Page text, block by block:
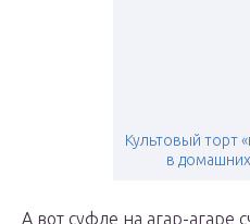
Культовый торт
в
А вот суфле на агар-агаре